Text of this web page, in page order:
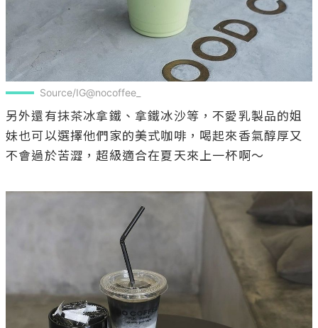
Source/IG@nocoffee_
另外還有抹茶冰拿鐵、拿鐵冰沙等，不愛乳製品的姐
妹也可以選擇他們家的美式咖啡，喝起來香氣醇厚又
不會過於苦澀，超級適合在夏天來上一杯啊～